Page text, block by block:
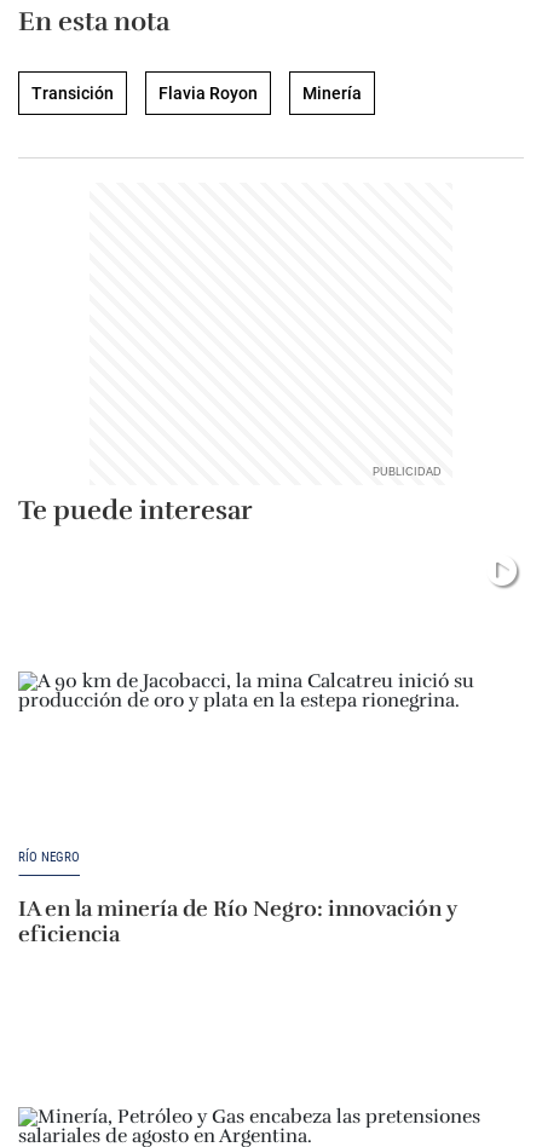
En esta nota
Transición Flavia Royon Minería
Te puede interesar
RÍO NEGRO
IA en la minería de Río Negro: innovación y
eficiencia